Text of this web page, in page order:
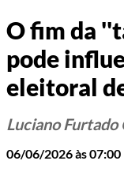
O fim da
pode
eleitoral
Luciano Furtado
06/06/2026 às 07:00